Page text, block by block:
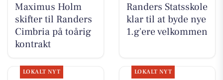
Maximus Holm
skifter til Randers
Cimbria på toårig
kontrakt
Randers Statsskole
klar til at byde nye
1.g'ere velkommen
LOKALT NYT LOKALT NYT